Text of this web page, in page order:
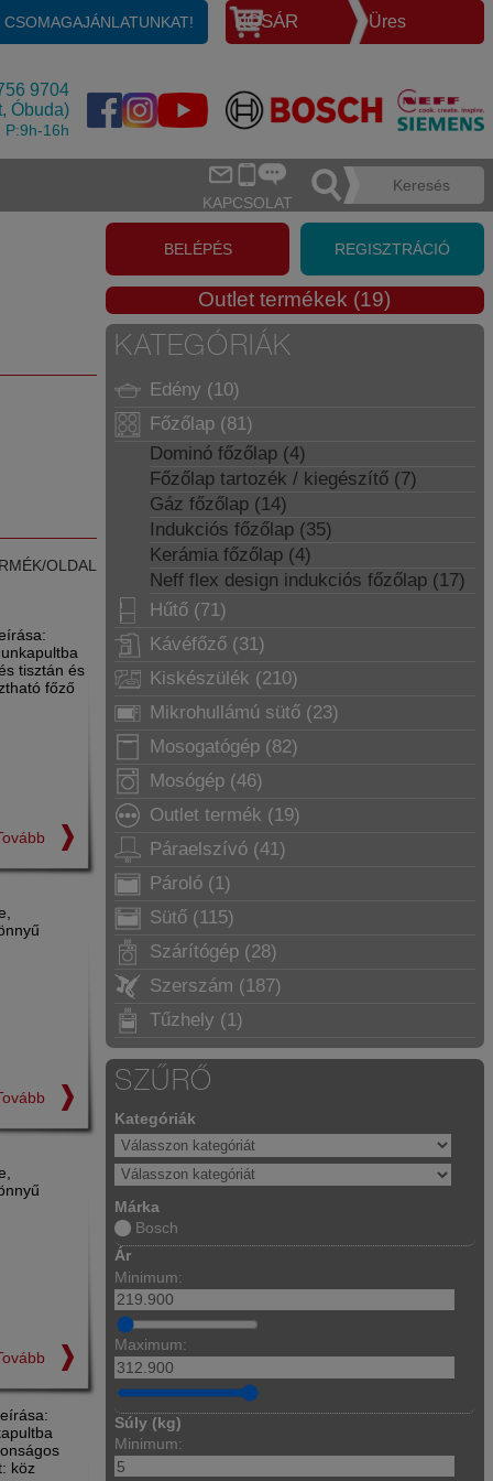
CSOMAGAJÁNLATUNKAT! KOSÁR Üres
9704
Óbuda)
P:9h-16h
KAPCSOLAT
OLDAL
tisztán és
főző
köz
BELÉPÉS REGISZTRÁCIÓ
Outlet termékek (19)
KATEGÓRIÁK
Edény (10)
Főzőlap (81)
Dominó főzőlap (4)
Főzőlap tartozék / kiegészítő (7)
Gáz főzőlap (14)
Indukciós főzőlap (35)
Kerámia főzőlap (4)
Neff flex design indukciós főzőlap (17)
Hűtő (71)
Kávéfőző (31)
Kiskészülék (210)
Mikrohullámú sütő (23)
Mosogatógép (82)
Mosógép (46)
Outlet termék (19)
Páraelszívó (41)
Pároló (1)
Sütő (115)
Szárítógép (28)
Szerszám (187)
Tűzhely (1)
SZŰRŐ
Kategóriák
Márka
Bosch
Ár
Minimum:
Maximum:
Súly (kg)
Minimum: